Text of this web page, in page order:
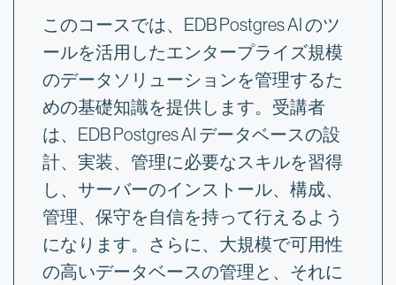
このコースでは、EDB Postgres AI のツ
ールを活用したエンタープライズ規模
のデータソリューションを管理するた
めの基礎知識を提供します。受講者
は、EDB Postgres AI データベースの設
計、実装、管理に必要なスキルを習得
し、サーバーのインストール、構成、
管理、保守を自信を持って行えるよう
になります。さらに、大規模で可用性
の高いデータベースの管理と、それに